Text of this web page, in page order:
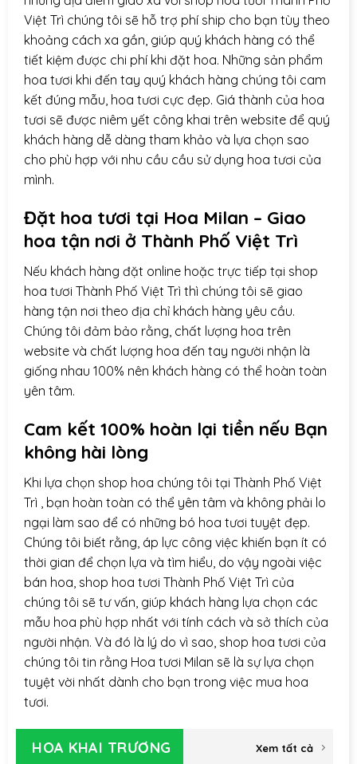
Việt Trì chúng tôi sẽ hỗ trợ phí ship cho bạn tùy theo
khoảng cách xa gần, giúp quý khách hàng có thể
tiết kiệm được chi phí khi đặt hoa. Những sản phẩm
hoa tươi khi đến tay quý khách hàng chúng tôi cam
kết đúng mẫu, hoa tươi cực đẹp. Giá thành của hoa
tươi sẽ được niêm yết công khai trên website để quý
khách hàng dễ dàng tham khảo và lựa chọn sao
cho phù hợp với nhu cầu cầu sử dụng hoa tươi của
mình.
Đặt hoa tươi tại Hoa Milan – Giao
hoa tận nơi ở Thành Phố Việt Trì
Nếu khách hàng đặt online hoặc trực tiếp tại shop
hoa tươi Thành Phố Việt Trì thì chúng tôi sẽ giao
hàng tận nơi theo địa chỉ khách hàng yêu cầu.
Chúng tôi đảm bảo rằng, chất lượng hoa trên
website và chất lượng hoa đến tay người nhận là
giống nhau 100% nên khách hàng có thể hoàn toàn
yên tâm.
Cam kết 100% hoàn lại tiền nếu Bạn
không hài lòng
Khi lựa chọn shop hoa chúng tôi tại Thành Phố Việt
Trì , bạn hoàn toàn có thể yên tâm và không phải lo
ngại làm sao để có những bó hoa tươi tuyệt đẹp.
Chúng tôi biết rằng, áp lực công việc khiến bạn ít có
thời gian để chọn lựa và tìm hiểu, do vậy ngoài việc
bán hoa, shop hoa tươi Thành Phố Việt Trì của
chúng tôi sẽ tư vấn, giúp khách hàng lựa chọn các
mẫu hoa phù hợp nhất với tính cách và sở thích của
người nhận. Và đó là lý do vì sao, shop hoa tươi của
chúng tôi tin rằng Hoa tươi Milan sẽ là sự lựa chọn
tuyệt vời nhất dành cho bạn trong việc mua hoa
tươi.
HOA KHAI TRƯƠNG Xem tất cả